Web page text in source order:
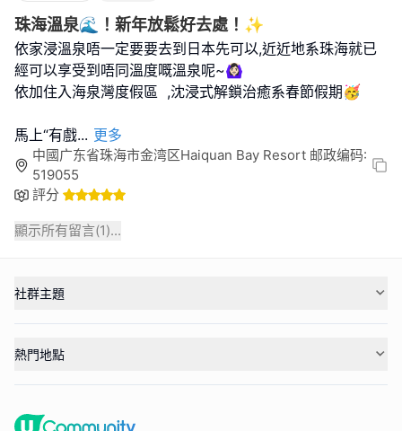
珠海溫泉🌊！新年放鬆好去處！✨
依家浸溫泉唔一定要要去到日本先可以,近近地系珠海就已
經可以享受到唔同溫度嘅溫泉呢~🙆🏻‍♀️
依加住入海泉灣度假區 ,沈浸式解鎖治癒系春節假期🥳
馬上“有戲... 更多
中國广东省珠海市金湾区Haiquan Bay Resort 邮政编码:
519055
評分
顯示所有留言(1)...
社群主題
熱門地點